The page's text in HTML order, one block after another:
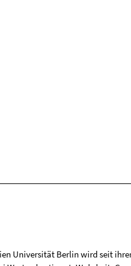
Universität Berlin wird seit